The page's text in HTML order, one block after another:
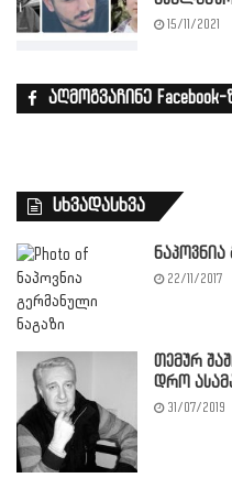
15/11/2021
აღმოგვაჩინე Facebook-
სხვადასხვა
22/11/2017
თემურ
დრო
31/07/2019